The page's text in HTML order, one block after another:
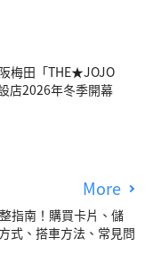
梅田「THE★JOJO
店2026年冬季開幕
More
指南！購買卡片、儲
式、搭車方法、常見問